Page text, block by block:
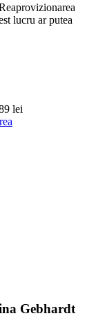
lucru ar putea
lei
Gebhardt